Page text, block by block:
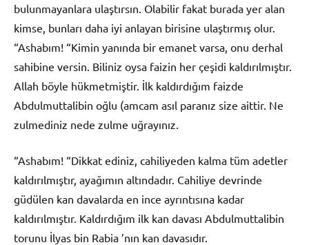
bulunmayanlara ulaştırsın. Olabilir fakat burada yer alan
kimse, bunları daha iyi anlayan birisine ulaştırmış olur.
“Ashabım! “Kimin yanında bir emanet varsa, onu derhal
sahibine versin. Biliniz oysa faizin her çeşidi kaldırılmıştır.
Allah böyle hükmetmiştir. İlk kaldırdığım faizde
Abdulmuttalibin oğlu (amcam asıl paranız size aittir. Ne
zulmediniz nede zulme uğrayınız.
“Ashabım! “Dikkat ediniz, cahiliyeden kalma tüm adetler
kaldırılmıştır, ayağımın altındadır. Cahiliye devrinde
güdülen kan davalarda en ince ayrıntısına kadar
kaldırılmıştır. Kaldırdığım ilk kan davası Abdulmuttalibin
torunu İlyas bin Rabia ’nın kan davasıdır.